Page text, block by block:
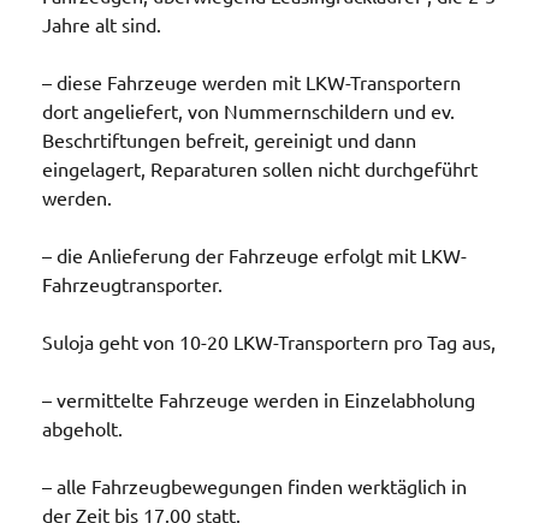
Jahre alt sind.
– diese Fahrzeuge werden mit LKW-Transportern
dort angeliefert, von Nummernschildern und ev.
Beschrtiftungen befreit, gereinigt und dann
eingelagert, Reparaturen sollen nicht durchgeführt
werden.
– die Anlieferung der Fahrzeuge erfolgt mit LKW-
Fahrzeugtransporter.
Suloja geht von 10-20 LKW-Transportern pro Tag aus,
– vermittelte Fahrzeuge werden in Einzelabholung
abgeholt.
– alle Fahrzeugbewegungen finden werktäglich in
der Zeit bis 17.00 statt.